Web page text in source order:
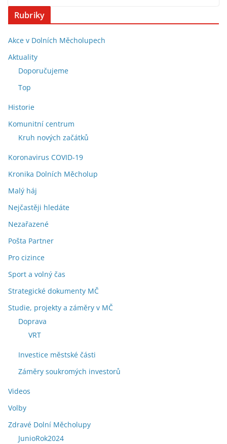
Rubriky
Akce v Dolních Měcholupech
Aktuality
Doporučujeme
Top
Historie
Komunitní centrum
Kruh nových začátků
Koronavirus COVID-19
Kronika Dolních Měcholup
Malý háj
Nejčastěji hledáte
Nezařazené
Pošta Partner
Pro cizince
Sport a volný čas
Strategické dokumenty MČ
Studie, projekty a záměry v MČ
Doprava
VRT
Investice městské části
Záměry soukromých investorů
Videos
Volby
Zdravé Dolní Měcholupy
JunioRok2024